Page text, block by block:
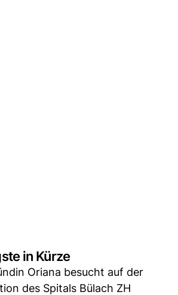
in Kürze
Oriana besucht auf der
des Spitals Bülach ZH